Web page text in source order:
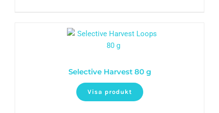
Selective Harvest 80 g
Visa produkt